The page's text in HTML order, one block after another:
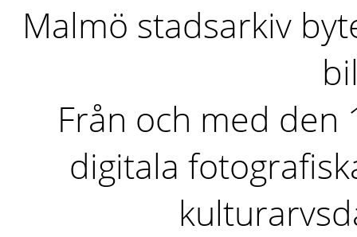
Malmö stadsarkiv
Från och med den
digitala